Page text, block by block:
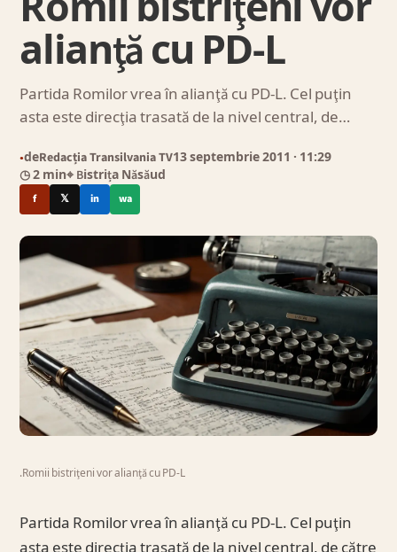
alianţă cu PD-L
Partida Romilor vrea în alianţă cu PD-L. Cel puţin
asta este direcţia trasată de la nivel central, de…
●deRedacția Transilvania TV13 septembrie 2011 · 11:29
◷ 2 min⌖ Bistrița Năsăud
f 𝕏 in wa
.Romii bistriţeni vor alianţă cu PD-L
Partida Romilor vrea în alianţă cu PD-L. Cel puţin